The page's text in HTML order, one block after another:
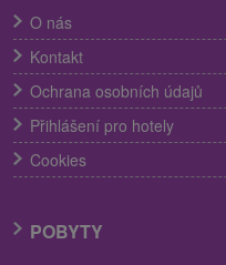
O nás
Kontakt
Ochrana osobních údajů
Přihlášení pro hotely
Cookies
POBYTY